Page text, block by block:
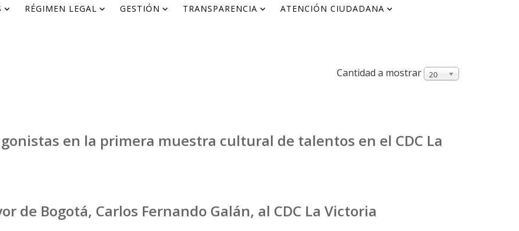
RÉGIMEN LEGAL GESTIÓN TRANSPARENCIA ATENCIÓN CIUDADANA
Cantidad a mostrar 20
en la primera muestra cultural de talentos en el CDC La
de Bogotá, Carlos Fernando Galán, al CDC La Victoria